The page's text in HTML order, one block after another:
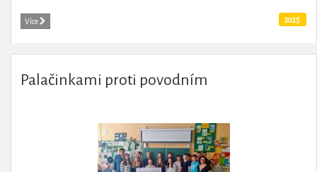
Více 2025
Palačinkami proti povodním